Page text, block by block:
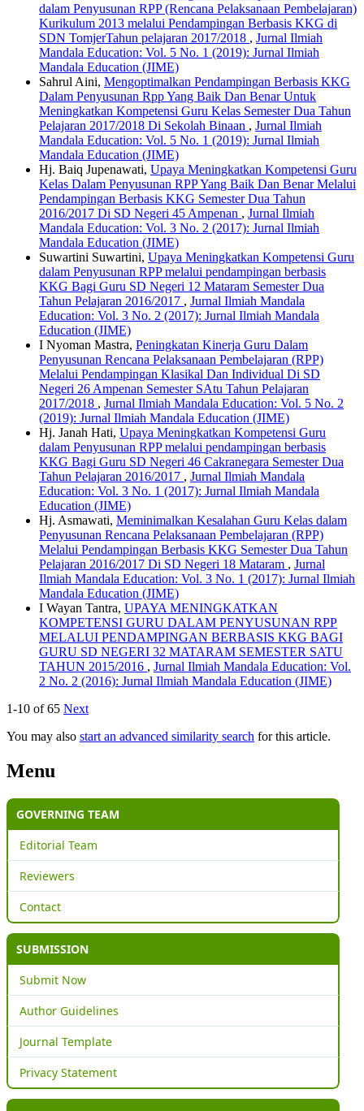
dalam Penyusunan RPP (Rencana Pelaksanaan Pembelajaran)
Kurikulum 2013 melalui Pendampingan Berbasis KKG di
SDN TomjerTahun pelajaran 2017/2018 , Jurnal Ilmiah
Mandala Education: Vol. 5 No. 1 (2019): Jurnal Ilmiah
Mandala Education (JIME)
Sahrul Aini, Mengoptimalkan Pendampingan Berbasis KKG
Dalam Penyusunan Rpp Yang Baik Dan Benar Untuk
Meningkatkan Kompetensi Guru Kelas Semester Dua Tahun
Pelajaran 2017/2018 Di Sekolah Binaan , Jurnal Ilmiah
Mandala Education: Vol. 5 No. 1 (2019): Jurnal Ilmiah
Mandala Education (JIME)
Hj. Baiq Jupenawati, Upaya Meningkatkan Kompetensi Guru
Kelas Dalam Penyusunan RPP Yang Baik Dan Benar Melalui
Pendampingan Berbasis KKG Semester Dua Tahun
2016/2017 Di SD Negeri 45 Ampenan , Jurnal Ilmiah
Mandala Education: Vol. 3 No. 2 (2017): Jurnal Ilmiah
Mandala Education (JIME)
Suwartini Suwartini, Upaya Meningkatkan Kompetensi Guru
dalam Penyusunan RPP melalui pendampingan berbasis
KKG Bagi Guru SD Negeri 12 Mataram Semester Dua
Tahun Pelajaran 2016/2017 , Jurnal Ilmiah Mandala
Education: Vol. 3 No. 2 (2017): Jurnal Ilmiah Mandala
Education (JIME)
I Nyoman Mastra, Peningkatan Kinerja Guru Dalam
Penyusunan Rencana Pelaksanaan Pembelajaran (RPP)
Melalui Pendampingan Klasikal Dan Individual Di SD
Negeri 26 Ampenan Semester SAtu Tahun Pelajaran
2017/2018 , Jurnal Ilmiah Mandala Education: Vol. 5 No. 2
(2019): Jurnal Ilmiah Mandala Education (JIME)
Hj. Janah Hati, Upaya Meningkatkan Kompetensi Guru
dalam Penyusunan RPP melalui pendampingan berbasis
KKG Bagi Guru SD Negeri 46 Cakranegara Semester Dua
Tahun Pelajaran 2016/2017 , Jurnal Ilmiah Mandala
Education: Vol. 3 No. 1 (2017): Jurnal Ilmiah Mandala
Education (JIME)
Hj. Asmawati, Meminimalkan Kesalahan Guru Kelas dalam
Penyusunan Rencana Pelaksanaan Pembelajaran (RPP)
Melalui Pendampingan Berbasis KKG Semester Dua Tahun
Pelajaran 2016/2017 Di SD Negeri 18 Mataram , Jurnal
Ilmiah Mandala Education: Vol. 3 No. 1 (2017): Jurnal Ilmiah
Mandala Education (JIME)
I Wayan Tantra, UPAYA MENINGKATKAN
KOMPETENSI GURU DALAM PENYUSUNAN RPP
MELALUI PENDAMPINGAN BERBASIS KKG BAGI
GURU SD NEGERI 32 MATARAM SEMESTER SATU
TAHUN 2015/2016 , Jurnal Ilmiah Mandala Education: Vol.
2 No. 2 (2016): Jurnal Ilmiah Mandala Education (JIME)
1-10 of 65 Next
You may also start an advanced similarity search for this article.
Menu
GOVERNING TEAM
Editorial Team
Reviewers
Contact
SUBMISSION
Submit Now
Author Guidelines
Journal Template
Privacy Statement